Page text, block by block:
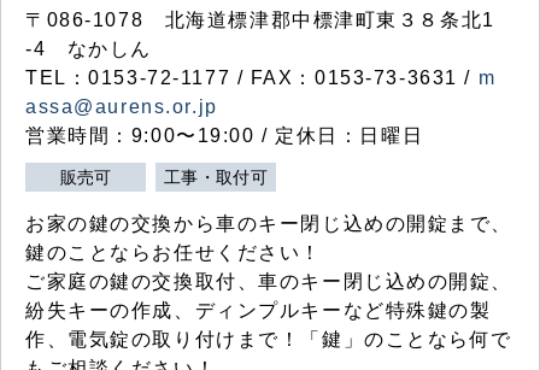
〒086-1078 北海道標津郡中標津町東３８条北1
-4 なかしん
TEL：0153-72-1177 / FAX：0153-73-3631 / m
assa@aurens.or.jp
営業時間：9:00〜19:00 / 定休日：日曜日
販売可 工事・取付可
お家の鍵の交換から車のキー閉じ込めの開錠まで、
鍵のことならお任せください！
ご家庭の鍵の交換取付、車のキー閉じ込めの開錠、
紛失キーの作成、ディンプルキーなど特殊鍵の製
作、電気錠の取り付けまで！「鍵」のことなら何で